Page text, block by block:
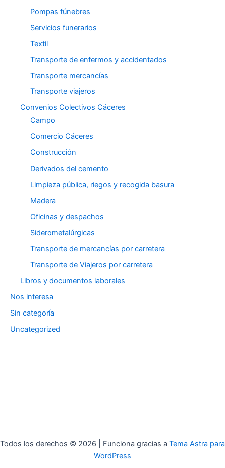
Pompas fúnebres
Servicios funerarios
Textil
Transporte de enfermos y accidentados
Transporte mercancías
Transporte viajeros
Convenios Colectivos Cáceres
Campo
Comercio Cáceres
Construcción
Derivados del cemento
Limpieza pública, riegos y recogida basura
Madera
Oficinas y despachos
Siderometalúrgicas
Transporte de mercancías por carretera
Transporte de Viajeros por carretera
Libros y documentos laborales
Nos interesa
Sin categoría
Uncategorized
Todos los derechos © 2026 | Funciona gracias a Tema Astra para
WordPress